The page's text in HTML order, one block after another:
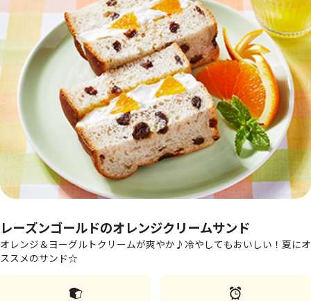
レーズンゴールドのオレンジクリームサンド
オレンジ＆ヨーグルトクリームが爽やか♪冷やしてもおいしい！夏にオ
ススメのサンド☆